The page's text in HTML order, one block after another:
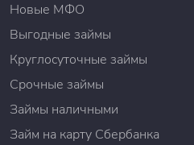
Новые МФО
Выгодные займы
Круглосуточные займы
Срочные займы
Займы наличными
Займ на карту Сбербанка